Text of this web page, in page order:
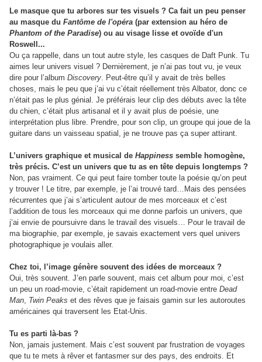
Le masque que tu arbores sur tes visuels ? Ca fait un peu penser
au masque du Fantôme de l'opéra (par extension au héro de
Phantom of the Paradise) ou au visage lisse et ovoïde d'un
Roswell...
Ou ça rappelle, dans un tout autre style, les casques de Daft Punk. Tu
aimes leur univers visuel ? Dernièrement, je n’ai pas tout vu, je veux
dire pour l’album Discovery. Peut-être qu’il y avait de très belles
choses, mais le peu que j’ai vu c’était réellement très Albator, donc ce
n’était pas le plus génial. Je préférais leur clip des débuts avec la tête
du chien, c’était plus artisanal et il y avait plus de poésie, une
interprétation plus libre. Prendre, pour son clip, un groupe qui joue de la
guitare dans un vaisseau spatial, je ne trouve pas ça super attirant.
L’univers graphique et musical de Happiness semble homogène,
très précis. C’est un univers que tu as en tête depuis longtemps ?
Non, pas vraiment. Ce qui peut faire tomber toute la poésie qu’on peut
y trouver ! Le titre, par exemple, je l’ai trouvé tard…Mais des pensées
récurrentes que j’ai s’articulent autour de mes morceaux et c’est
l’addition de tous les morceaux qui me donne parfois un univers, que
j’ai envie de poursuivre dans le travail des visuels… Pour le travail de
ma biographie, par exemple, je savais exactement vers quel univers
photographique je voulais aller.
Chez toi, l’image génère souvent des idées de morceaux ?
Oui, très souvent. J’en parle souvent, mais cet album pour moi, c’est
un peu un road-movie, c’était rapidement un road-movie entre Dead
Man, Twin Peaks et des rêves que je faisais gamin sur les autoroutes
américaines qui traversent les Etat-Unis.
Tu es parti là-bas ?
Non, jamais justement. Mais c’est souvent par frustration de voyages
que tu te mets à rêver et fantasmer sur des pays, des endroits. Et